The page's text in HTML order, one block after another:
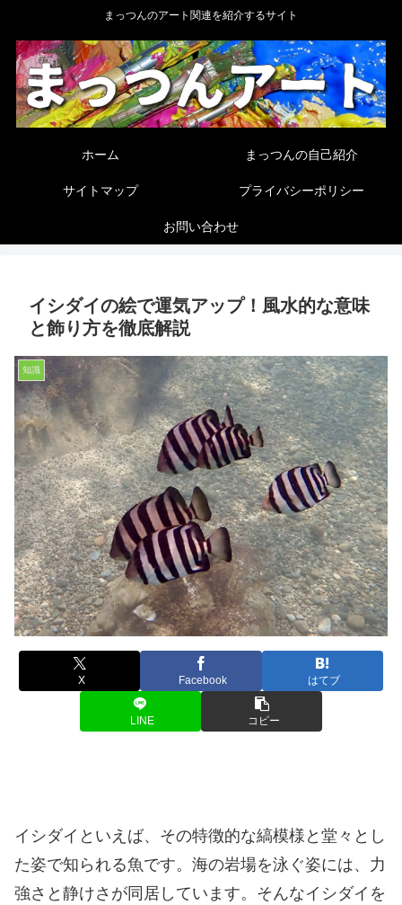
まっつんのアート関連を紹介するサイト
ホーム まっつんの自己紹介
サイトマップ プライバシーポリシー
お問い合わせ
イシダイの絵で運気アップ！風水的な意味
と飾り方を徹底解説
知識
X Facebook はてブ
LINE コピー
イシダイといえば、その特徴的な縞模様と堂々とし
た姿で知られる魚です。海の岩場を泳ぐ姿には、力
強さと静けさが同居しています。そんなイシダイを